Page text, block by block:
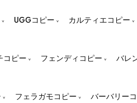
UGGコピー カルティエコピー
コピー フェンディコピー バレ
フェラガモコピー バーバリー